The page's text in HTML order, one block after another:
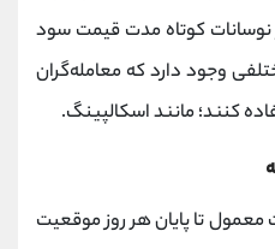
نوسانات کوتاه‌ مدت قیمت سود
وجود دارد که معامله‌گران
کنند؛ مانند اسکالپینگ.
معمول تا پایان هر روز موقعیت